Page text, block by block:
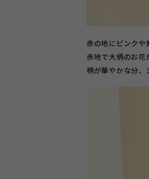
赤の地にピンクや
赤地で大柄のお花
柄が華やかな分、